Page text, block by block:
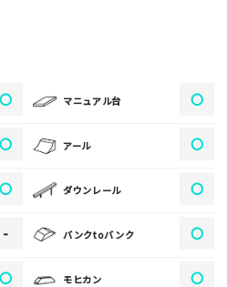
"写真の解説※任意]
〇 マニュアル台 〇
〇 アール 〇
〇 ダウンレール 〇
- バンクtoバンク 〇
〇 モヒカン 〇